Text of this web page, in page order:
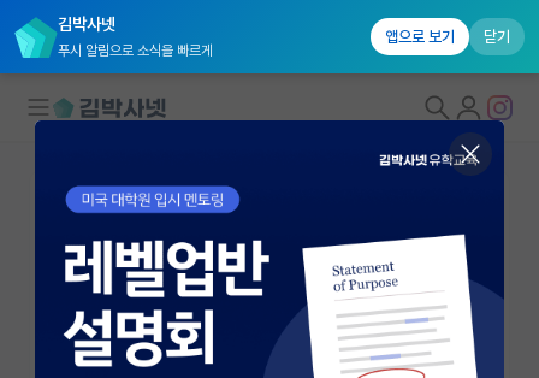
김박사넷
푸시 알림으로 소식을 빠르게
앱으로 보기 닫기
대학원생 모집
국내대학원 정보
연구실&오픈랩
연구실&오픈랩 홈